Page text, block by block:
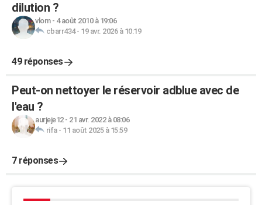
dilution ?
vlom- 4 août 2010 à 19:06
cbarr434- 19 avr. 2026 à 10:19
49 réponses
Peut-on nettoyer le réservoir adblue avec de
l'eau ?
aurjeje12- 21 avr. 2022 à 08:06
rifa- 11 août 2025 à 15:59
7 réponses